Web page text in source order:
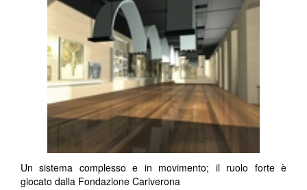
Un sistema complesso e in movimento; il ruolo forte è
giocato dalla Fondazione Cariverona